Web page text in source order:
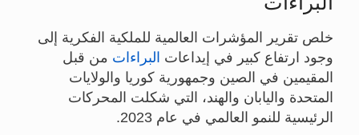
خلص تقرير المؤشرات العالمية للملكية الفكرية إلى
وجود ارتفاع كبير في إيداعات البراءات من قبل
المقيمين في الصين وجمهورية كوريا والولايات
المتحدة واليابان والهند، التي شكلت المحركات
الرئيسية للنمو العالمي في عام 2023.